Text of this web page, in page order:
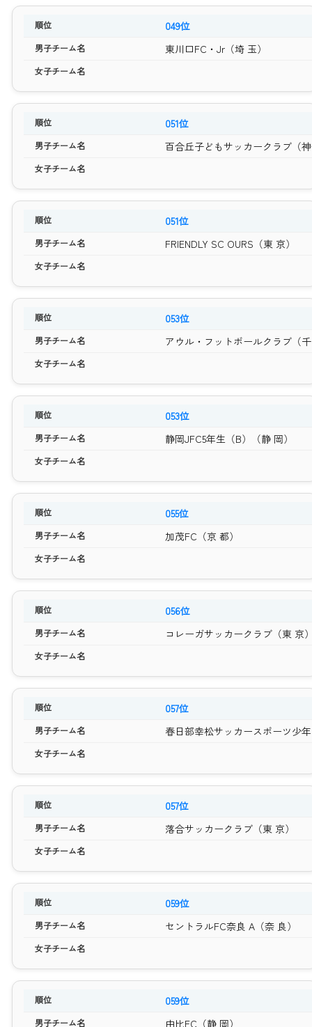
049位
東川口FC・Jr（埼 玉）
051位
百合丘子どもサッカークラブ（
051位
FRIENDLY SC OURS（東 京）
053位
アウル・フットボールクラブ（
053位
静岡JFC5年生（B）（静 岡）
055位
加茂FC（京 都）
056位
コレーガサッカークラブ（東 京
057位
春日部幸松サッカースポーツ少
057位
落合サッカークラブ（東 京）
059位
セントラルFC奈良 A（奈 良）
059位
由比FC（静 岡）